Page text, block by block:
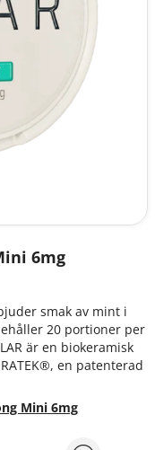
6mg
smak av mint i
20 portioner per
är en biokeramisk
en patenterad
Mini 6mg